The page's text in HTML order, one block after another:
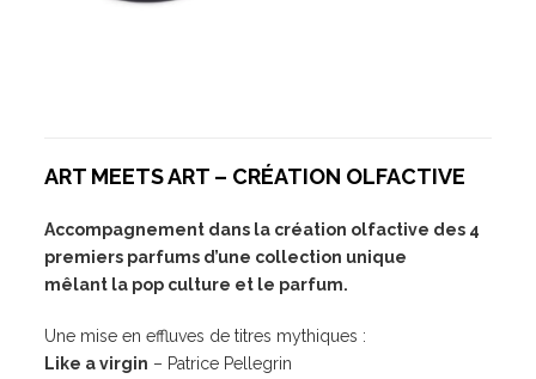
ART MEETS ART – CRÉATION OLFACTIVE
Accompagnement dans la création olfactive des 4
premiers parfums d’une collection unique
mêlant la pop culture et le parfum.
Une mise en effluves de titres mythiques :
Like a virgin – Patrice Pellegrin